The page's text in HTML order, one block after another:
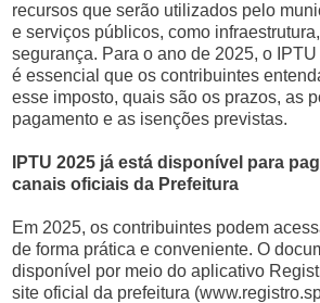
recursos que serão utilizados pelo
e serviços públicos, como
segurança. Para o ano de 2025, o
é essencial que os contribuintes
esse imposto, quais são os prazos, as
pagamento e as isenções previstas.
IPTU 2025 já está disponível para
canais oficiais da Prefeitura
Em 2025, os contribuintes podem
de forma prática e conveniente. O
disponível por meio do aplicativo
site oficial da prefeitura